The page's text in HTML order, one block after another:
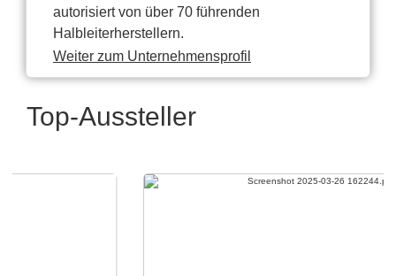
autorisiert von über 70 führenden
Halbleiterherstellern.
Weiter zum Unternehmensprofil
Top-Aussteller